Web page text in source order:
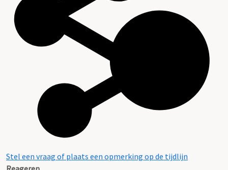
Stel een vraag of plaats een opmerking op de tijdlijn